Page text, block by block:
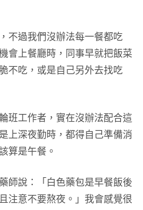
不過我們沒辦法每一餐都吃
會上餐廳時，同事早就把飯菜
不吃，或是自己另外去找吃
班工作者，實在沒辦法配合這
上深夜勤時，都得自己準備消
算是午餐。
師說：「白色藥包是早餐飯後
注意不要熬夜。」我會感覺很